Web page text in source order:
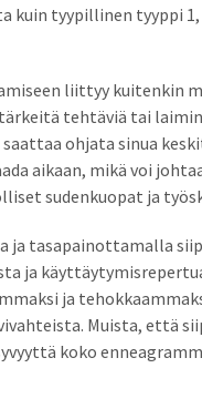
kuin tyypillinen tyyppi
liittyy kuitenkin
tehtäviä tai
saattaa ohjata sinua
aikaan, mikä voi
sudenkuopat ja
ja tasapainottamalla
ja
ja
Muista, että
koko